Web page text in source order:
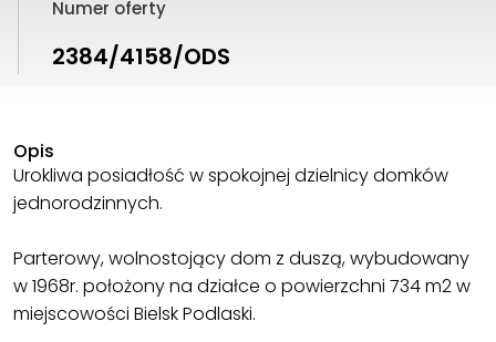
Numer oferty
2384/4158/ODS
Opis
Urokliwa posiadłość w spokojnej dzielnicy domków
jednorodzinnych.
Parterowy, wolnostojący dom z duszą, wybudowany
w 1968r. położony na działce o powierzchni 734 m2 w
miejscowości Bielsk Podlaski.